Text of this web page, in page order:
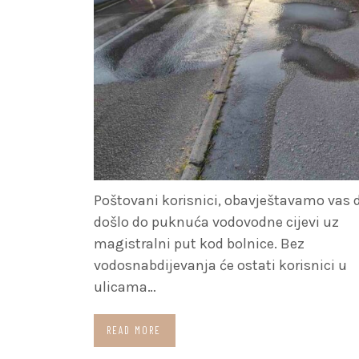
Poštovani korisnici, obavještavamo vas
došlo do puknuća vodovodne cijevi uz
magistralni put kod bolnice. Bez
vodosnabdijevanja će ostati korisnici u
ulicama…
READ MORE